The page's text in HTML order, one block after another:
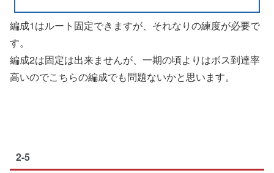
編成1はルート固定できますが、それなりの練度が必要で
す。
編成2は固定は出来ませんが、一期の頃よりはボス到達率
高いのでこちらの編成でも問題ないかと思います。
2-5